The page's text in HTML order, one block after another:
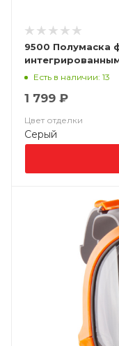
9500 Полумаска
Есть в наличии: 13
1 799 ₽
Цвет отделки
Серый